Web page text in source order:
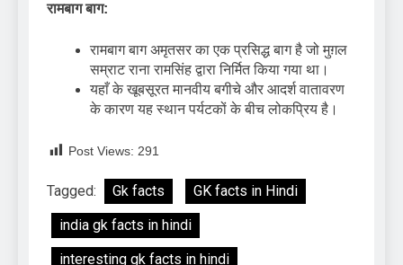
रामबाग बाग:
रामबाग बाग अमृतसर का एक प्रसिद्ध बाग है जो मुग़ल
सम्राट राना रामसिंह द्वारा निर्मित किया गया था।
यहाँ के खूबसूरत मानवीय बगीचे और आदर्श वातावरण
के कारण यह स्थान पर्यटकों के बीच लोकप्रिय है।
Post Views: 291
Tagged: Gk facts
GK facts in Hindi
india gk facts in hindi
interesting gk facts in hindi